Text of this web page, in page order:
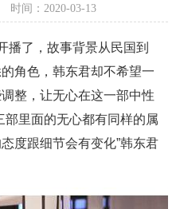
时间：2020-03-13
了，故事背景从民国到
角色，韩东君却不希望一
整，让无心在这一部中性
部里面的无心都有同样的属
度跟细节会有变化”韩东君